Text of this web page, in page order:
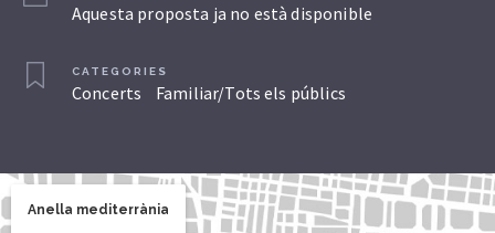
Aquesta proposta ja no està disponible
CATEGORIES
Concerts Familiar/Tots els públics
Anella mediterrània